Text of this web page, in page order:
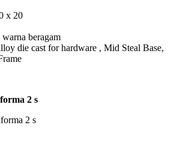
x 20
beragam
die cast for hardware , Mid Steal Base,
2 s